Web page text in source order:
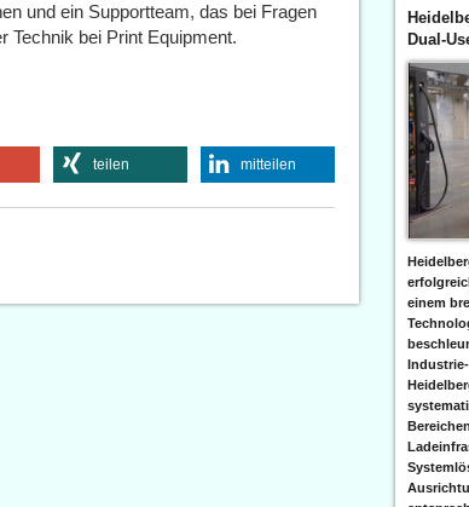
und ein Supportteam, das bei Fragen
Technik bei Print Equipment.
teilen mitteilen
Dual-
einem